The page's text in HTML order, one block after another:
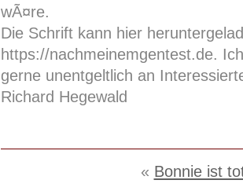
wÃ¤re.
Die Schrift kann hier
https://nachmeinemgentest.de.
gerne unentgeltlich an
Richard Hegewald
« Bonnie ist